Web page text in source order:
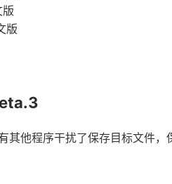
版
其他程序干扰了保存目标文件